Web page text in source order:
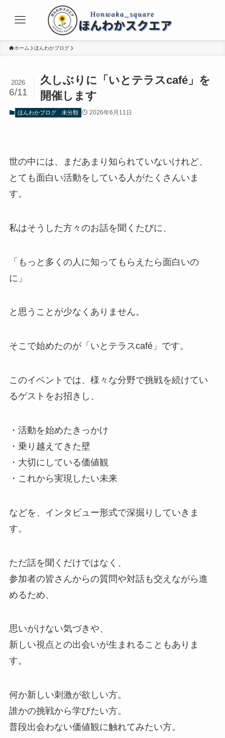
ホーム ほんわかブログ
久しぶりに「いとテラスcafé」を
開催します
2026
6/11
ほんわかブログ 未分類 2026年6月11日
世の中には、まだあまり知られていないけれど、
とても面白い活動をしている人がたくさんいま
す。
私はそうした方々のお話を聞くたびに、
「もっと多くの人に知ってもらえたら面白いの
に」
と思うことが少なくありません。
そこで始めたのが「いとテラスcafé」です。
このイベントでは、様々な分野で挑戦を続けてい
るゲストをお招きし、
・活動を始めたきっかけ
・乗り越えてきた壁
・大切にしている価値観
・これから実現したい未来
などを、インタビュー形式で深掘りしていきま
す。
ただ話を聞くだけではなく、
参加者の皆さんからの質問や対話も交えながら進
めるため、
思いがけない気づきや、
新しい視点との出会いが生まれることもありま
す。
何か新しい刺激が欲しい方。
誰かの挑戦から学びたい方。
普段出会わない価値観に触れてみたい方。